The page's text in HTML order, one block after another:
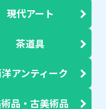
現代アート
茶道具
アンティーク
品・古美術品